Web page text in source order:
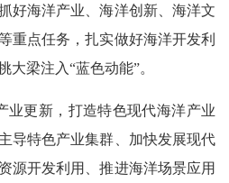
好海洋产业、海洋创新、海洋文
重点任务，扎实做好海洋开发利
大梁注入“蓝色动能”。
更新，打造特色现代海洋产业
导特色产业集群、加快发展现代
源开发利用、推进海洋场景应用